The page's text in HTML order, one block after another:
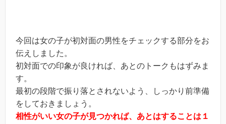
今回は女の子が初対面の男性をチェックする部分をお
伝えしました。
初対面での印象が良ければ、あとのトークもはずみま
す。
最初の段階で振り落とされないよう、しっかり前準備
をしておきましょう。
相性がいい女の子が見つかれば、あとはすることは１